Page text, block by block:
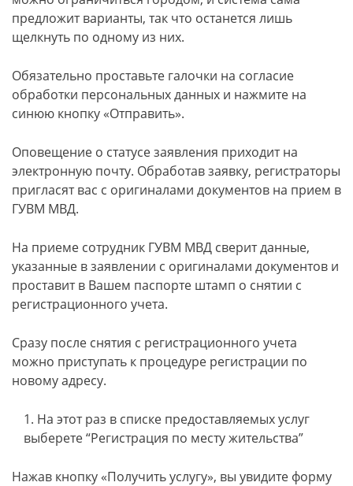
предложит варианты, так что останется лишь
щелкнуть по одному из них.
Обязательно проставьте галочки на согласие
обработки персональных данных и нажмите на
синюю кнопку «Отправить».
Оповещение о статусе заявления приходит на
электронную почту. Обработав заявку, регистраторы
пригласят вас с оригиналами документов на прием в
ГУВМ МВД.
На приеме сотрудник ГУВМ МВД сверит данные,
указанные в заявлении с оригиналами документов и
проставит в Вашем паспорте штамп о снятии с
регистрационного учета.
Сразу после снятия с регистрационного учета
можно приступать к процедуре регистрации по
новому адресу.
На этот раз в списке предоставляемых услуг
выберете “Регистрация по месту жительства”
Нажав кнопку «Получить услугу», вы увидите форму